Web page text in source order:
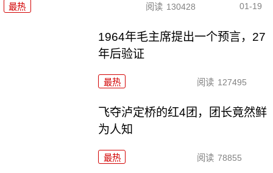
最热 阅读 130428 01-19
1964年毛主席提出一个预言，27
年后验证
最热 阅读 127495
飞夺泸定桥的红4团，团长竟然鲜
为人知
最热 阅读 78855